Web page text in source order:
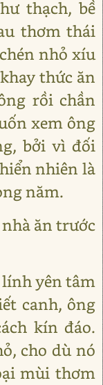
thạch, bề
thơm thái
nhỏ xíu
thức ăn
rồi chần
xem ông
bởi vì đối
nhiên là
năm.
ăn trước
lính yên tâm
canh, ông
kín đáo.
cho dù nó
mùi thơm